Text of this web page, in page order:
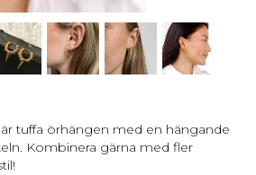
tuffa örhängen med en hängande
Kombinera gärna med fler